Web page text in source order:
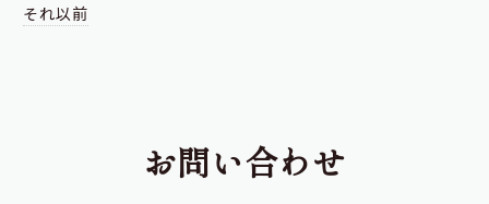
それ以前
お問い合わせ